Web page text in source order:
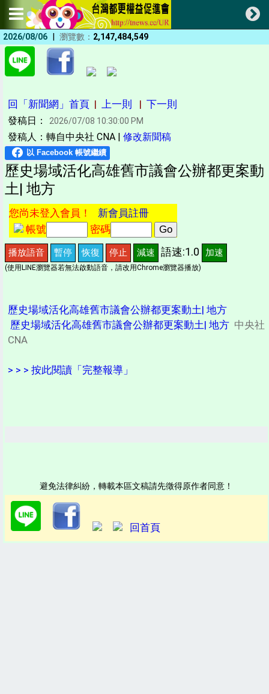
2026/08/06 | 瀏覽數： 2,147,484,549
回「新聞網」首頁 | 上一則 | 下一則
發稿日： 2026/07/08 10:30:00 PM
發稿人：轉自中央社 CNA | 修改新聞稿
歷史場域活化高雄舊市議會公辦都更案動
土| 地方
您尚未登入會員！ 新會員註冊
帳號
密碼
播放語音 暫停 恢復 停止 減速 語速:1.0 加速
(使用LINE瀏覽器若無法啟動語音，請改用Chrome瀏覽器播放)
歷史場域活化高雄舊市議會公辦都更案動土| 地方
歷史場域活化高雄舊市議會公辦都更案動土| 地方 中央社
CNA
> > > 按此閱讀「完整報導」
避免法律糾紛，轉載本區文稿請先徵得原作者同意！
回首頁